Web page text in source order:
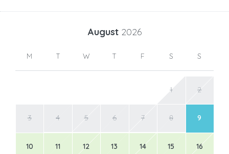
August 2026
M T W T F S S
1 2
3 4 5 6 7 8 9
10 11 12 13 14 15 16